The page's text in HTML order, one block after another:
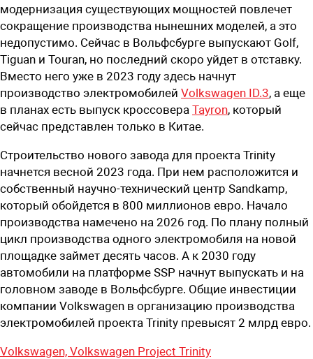
модернизация существующих мощностей повлечет
сокращение производства нынешних моделей, а это
недопустимо. Сейчас в Вольфсбурге выпускают Golf,
Tiguan и Touran, но последний скоро уйдет в отставку.
Вместо него уже в 2023 году здесь начнут
производство электромобилей Volkswagen ID.3, а еще
в планах есть выпуск кроссовера Tayron, который
сейчас представлен только в Китае.
Строительство нового завода для проекта Trinity
начнется весной 2023 года. При нем расположится и
собственный научно-технический центр Sandkamp,
который обойдется в 800 миллионов евро. Начало
производства намечено на 2026 год. По плану полный
цикл производства одного электромобиля на новой
площадке займет десять часов. А к 2030 году
автомобили на платформе SSP начнут выпускать и на
головном заводе в Вольфсбурге. Общие инвестиции
компании Volkswagen в организацию производства
электромобилей проекта Trinity превысят 2 млрд евро.
Volkswagen, Volkswagen Project Trinity